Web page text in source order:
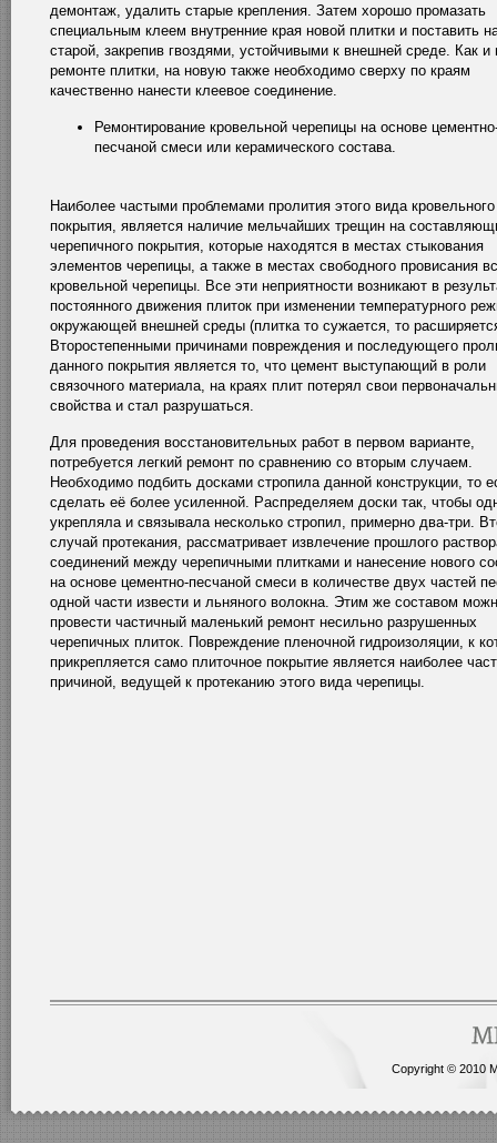
демонтаж, удалить старые крепления. Затем хорошо промазать
специальным клеем внутренние края новой плитки и поставить
старой, закрепив гвоздями, устойчивыми к внешней среде. Как и
ремонте плитки, на новую также необходимо сверху по краям
качественно нанести клеевое соединение.
Ремонтирование кровельной черепицы на основе
песчаной смеси или керамического состава.
Наиболее частыми проблемами пролития этого вида кровельного
покрытия, является наличие мельчайших трещин на
черепичного покрытия, которые находятся в местах стыкования
элементов черепицы, а также в местах свободного провисания
кровельной черепицы. Все эти неприятности возникают в
постоянного движения плиток при изменении температурного
окружающей внешней среды (плитка то сужается, то
Второстепенными причинами повреждения и последующего
данного покрытия является то, что цемент выступающий в роли
связочного материала, на краях плит потерял свои
свойства и стал разрушаться.
Для проведения восстановительных работ в первом варианте,
потребуется легкий ремонт по сравнению со вторым случаем.
Необходимо подбить досками стропила данной конструкции, то
сделать её более усиленной. Распределяем доски так, чтобы
укрепляла и связывала несколько стропил, примерно два-три.
случай протекания, рассматривает извлечение прошлого
соединений между черепичными плитками и нанесение нового
на основе цементно-песчаной смеси в количестве двух частей
одной части извести и льняного волокна. Этим же составом
провести частичный маленький ремонт несильно разрушенных
черепичных плиток. Повреждение пленочной гидроизоляции, к
прикрепляется само плиточное покрытие является наиболее
причиной, ведущей к протеканию этого вида черепицы.
Copyright © 2010